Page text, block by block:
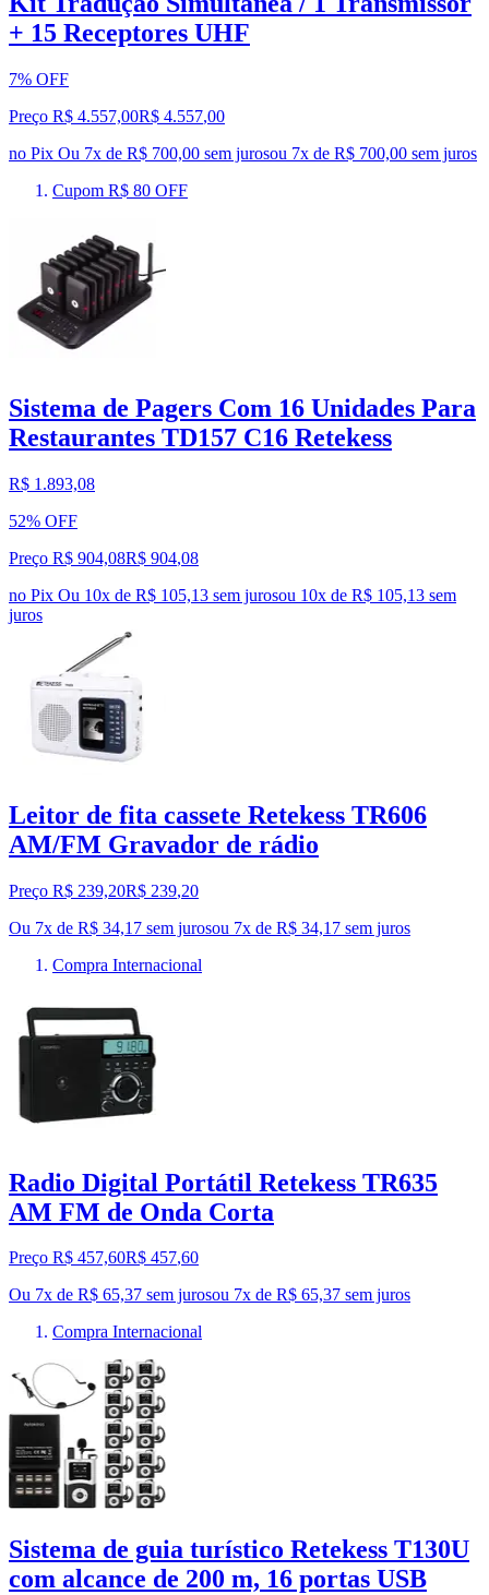
+ 15 Receptores UHF
7% OFF
Preço R$ 4.557,00R$ 4.557,00
no Pix Ou 7x de R$ 700,00 sem jurosou 7x de R$ 700,00 sem juros
Cupom R$ 80 OFF
Sistema de Pagers Com 16 Unidades Para
Restaurantes TD157 C16 Retekess
R$ 1.893,08
52% OFF
Preço R$ 904,08R$ 904,08
no Pix Ou 10x de R$ 105,13 sem jurosou 10x de R$ 105,13 sem
juros
Leitor de fita cassete Retekess TR606
AM/FM Gravador de rádio
Preço R$ 239,20R$ 239,20
Ou 7x de R$ 34,17 sem jurosou 7x de R$ 34,17 sem juros
Compra Internacional
Radio Digital Portátil Retekess TR635
AM FM de Onda Corta
Preço R$ 457,60R$ 457,60
Ou 7x de R$ 65,37 sem jurosou 7x de R$ 65,37 sem juros
Compra Internacional
Sistema de guia turístico Retekess T130U
com alcance de 200 m, 16 portas USB